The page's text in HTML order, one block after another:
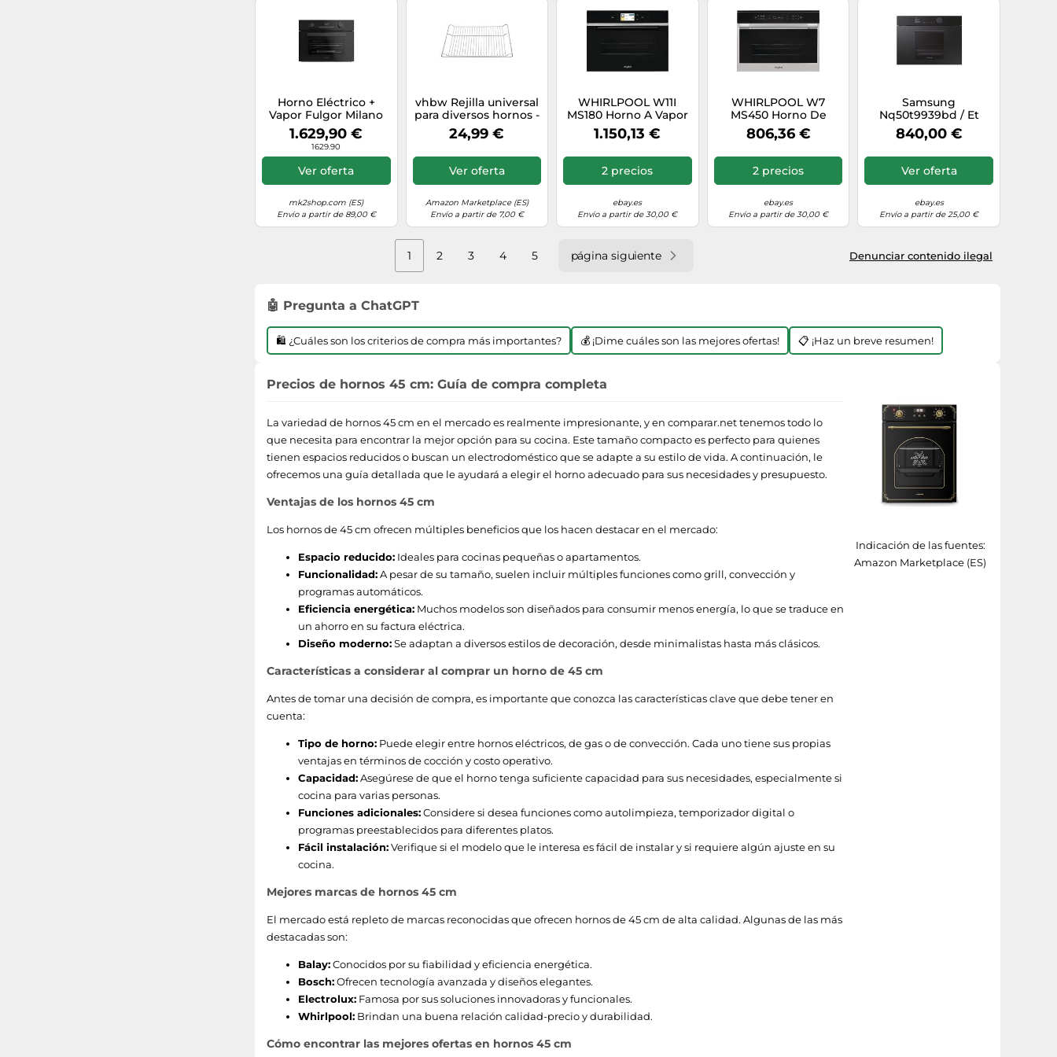
Horno Eléctrico +
Vapor Fulgor Milano
60 cm Urbantech
FUTGSO 4505 MT GBK
Stainless Steel
1.629,90 €
1629.90
Ver oferta
mk2shop.com (ES)
Envío a partir de 89,00 €
vhbw Rejilla universal
para diversos hornos -
Bandeja 45,5 x 37,5 x
3,1 cm
24,99 €
Ver oferta
Amazon Marketplace (ES)
Envío a partir de 7,00 €
WHIRLPOOL W11I
MS180 Horno A Vapor
Empotrable
Compacto 60X45CM
1.150,13 €
2 precios
ebay.es
Envío a partir de 30,00 €
WHIRLPOOL W7
MS450 Horno De
Vapor Empotrado
Compacto 60X45CM
806,36 €
2 precios
ebay.es
Envío a partir de 30,00 €
Samsung
Nq50t9939bd / Et
Horno Eléctrico Vapor
Compacto 45CM 50L
840,00 €
Ver oferta
ebay.es
Envío a partir de 25,00 €
Denunciar contenido ilegal
1 2 3 4 5 página siguiente
🤖 Pregunta a ChatGPT
🛍️ ¿Cuáles son los criterios de compra más importantes? 💰 ¡Dime cuáles son las mejores ofertas! 📋 ¡Haz un breve resumen!
Indicación de las fuentes:
Amazon Marketplace (ES)
Precios de hornos 45 cm: Guía de compra completa
La variedad de hornos 45 cm en el mercado es realmente impresionante, y en comparar.net tenemos todo lo
que necesita para encontrar la mejor opción para su cocina. Este tamaño compacto es perfecto para quienes
tienen espacios reducidos o buscan un electrodoméstico que se adapte a su estilo de vida. A continuación, le
ofrecemos una guía detallada que le ayudará a elegir el horno adecuado para sus necesidades y presupuesto.
Ventajas de los hornos 45 cm
Los hornos de 45 cm ofrecen múltiples beneficios que los hacen destacar en el mercado:
Espacio reducido: Ideales para cocinas pequeñas o apartamentos.
Funcionalidad:A pesar de su tamaño, suelen incluir múltiples funciones como grill, convección y
programas automáticos.
Eficiencia energética: Muchos modelos son diseñados para consumir menos energía, lo que se traduce en
un ahorro en su factura eléctrica.
Diseño moderno:Se adaptan a diversos estilos de decoración, desde minimalistas hasta más clásicos.
Características a considerar al comprar un horno de 45 cm
Antes de tomar una decisión de compra, es importante que conozca las características clave que debe tener en
cuenta:
Tipo de horno: Puede elegir entre hornos eléctricos, de gas o de convección. Cada uno tiene sus propias
ventajas en términos de cocción y costo operativo.
Capacidad:Asegúrese de que el horno tenga suficiente capacidad para sus necesidades, especialmente si
cocina para varias personas.
Funciones adicionales:Considere si desea funciones como autolimpieza, temporizador digital o
programas preestablecidos para diferentes platos.
Fácil instalación:Verifique si el modelo que le interesa es fácil de instalar y si requiere algún ajuste en su
cocina.
Mejores marcas de hornos 45 cm
El mercado está repleto de marcas reconocidas que ofrecen hornos de 45 cm de alta calidad. Algunas de las más
destacadas son:
Balay:Conocidos por su fiabilidad y eficiencia energética.
Bosch:Ofrecen tecnología avanzada y diseños elegantes.
Electrolux: Famosa por sus soluciones innovadoras y funcionales.
Whirlpool: Brindan una buena relación calidad-precio y durabilidad.
Cómo encontrar las mejores ofertas en hornos 45 cm